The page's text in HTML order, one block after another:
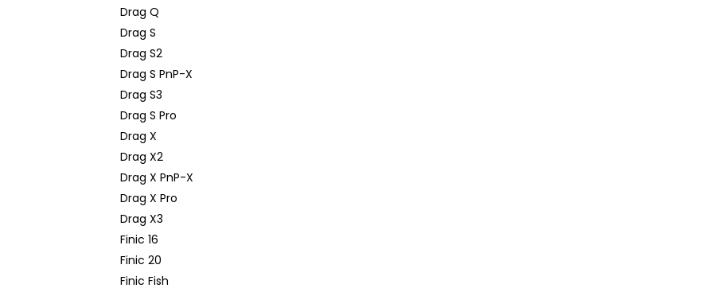
Drag Q
Drag S
Drag S2
Drag S PnP-X
Drag S3
Drag S Pro
Drag X
Drag X2
Drag X PnP-X
Drag X Pro
Drag X3
Finic 16
Finic 20
Finic Fish